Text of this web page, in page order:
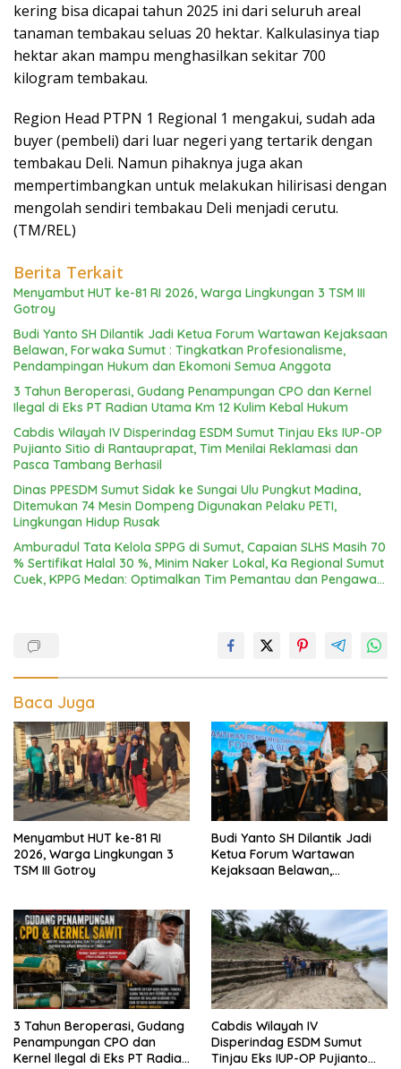
kering bisa dicapai tahun 2025 ini dari seluruh areal
tanaman tembakau seluas 20 hektar. Kalkulasinya tiap
hektar akan mampu menghasilkan sekitar 700
kilogram tembakau.
Region Head PTPN 1 Regional 1 mengakui, sudah ada
buyer (pembeli) dari luar negeri yang tertarik dengan
tembakau Deli. Namun pihaknya juga akan
mempertimbangkan untuk melakukan hilirisasi dengan
mengolah sendiri tembakau Deli menjadi cerutu.
(TM/REL)
Berita Terkait
Menyambut HUT ke-81 RI 2026, Warga Lingkungan 3 TSM III
Gotroy
Budi Yanto SH Dilantik Jadi Ketua Forum Wartawan Kejaksaan
Belawan, Forwaka Sumut : Tingkatkan Profesionalisme,
Pendampingan Hukum dan Ekomoni Semua Anggota
3 Tahun Beroperasi, Gudang Penampungan CPO dan Kernel
Ilegal di Eks PT Radian Utama Km 12 Kulim Kebal Hukum
Cabdis Wilayah IV Disperindag ESDM Sumut Tinjau Eks IUP-OP
Pujianto Sitio di Rantauprapat, Tim Menilai Reklamasi dan
Pasca Tambang Berhasil
Dinas PPESDM Sumut Sidak ke Sungai Ulu Pungkut Madina,
Ditemukan 74 Mesin Dompeng Digunakan Pelaku PETI,
Lingkungan Hidup Rusak
Amburadul Tata Kelola SPPG di Sumut, Capaian SLHS Masih 70
% Sertifikat Halal 30 %, Minim Naker Lokal, Ka Regional Sumut
Cuek, KPPG Medan: Optimalkan Tim Pemantau dan Pengawas
Baca Juga
Menyambut HUT ke-81 RI
2026, Warga Lingkungan 3
TSM III Gotroy
Budi Yanto SH Dilantik Jadi
Ketua Forum Wartawan
Kejaksaan Belawan,
Pendampingan Hukum dan
Ekomoni Semua Anggota
3 Tahun Beroperasi, Gudang
Penampungan CPO dan
Kernel Ilegal di Eks PT Radian
Cabdis Wilayah IV
Disperindag ESDM Sumut
Tinjau Eks IUP-OP Pujianto